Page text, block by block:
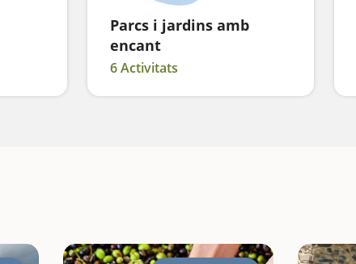
Parcs i jardins amb
encant
6 Activitats